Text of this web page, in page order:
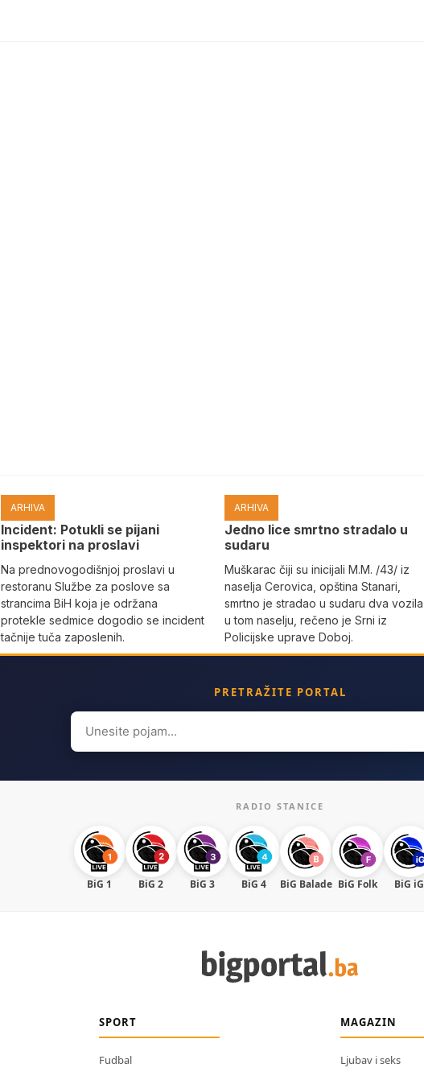
ARHIVA
Incident: Potukli se pijani
inspektori na proslavi
Na prednovogodišnjoj proslavi u
restoranu Službe za poslove sa
strancima BiH koja je održana
protekle sedmice dogodio se incident
tačnije tuča zaposlenih.
ARHIVA
Јedno lice smrtno stradalo u
sudaru
Muškarac čiji su inicijali M.M. /43/ iz
naselja Cerovica, opština Stanari,
smrtno je stradao u sudaru dva vozila
u tom naselju, rečeno je Srni iz
Policijske uprave Doboj.
PRETRAŽITE PORTAL
Search
for:
RADIO STANICE
BiG 1 BiG 2 BiG 3 BiG 4 BiG Balade BiG Folk BiG iG
SPORT
Fudbal
MAGAZIN
Ljubav i seks